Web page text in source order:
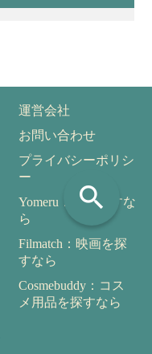
search
運営会社
お問い合わせ
プライバシーポリシ
ー
Yomeru：本を探すな
ら
Filmatch：映画を探
すなら
Cosmebuddy：コス
メ用品を探すなら